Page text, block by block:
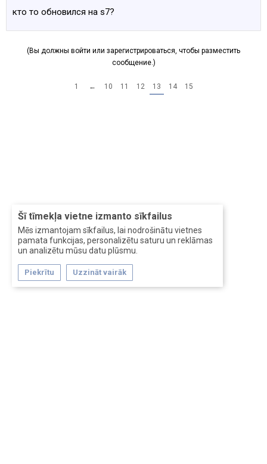
Šī tīmekļa vietne izmanto sīkfailus
Mēs izmantojam sīkfailus, lai nodrošinātu vietnes
pamata funkcijas, personalizētu saturu un reklāmas
un analizētu mūsu datu plūsmu.
Piekrītu Uzzināt vairāk
кто то обновился на s7?
(Вы должны войти или зарегистрироваться, чтобы разместить
сообщение.)
1 ← 10 11 12 13 14 15